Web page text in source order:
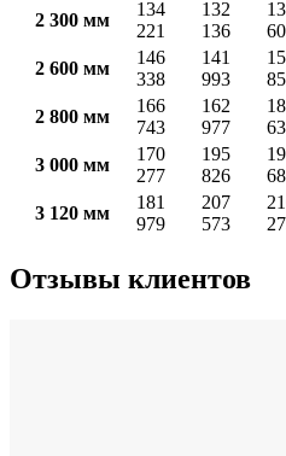
2 300 мм
134
221
132
136
2 600 мм
146
338
141
993
2 800 мм
166
743
162
977
3 000 мм
170
277
195
826
3 120 мм
181
979
207
573
Отзывы клиентов